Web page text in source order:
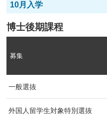
10月入学
博士後期課程
募集
一般選抜
外国人留学生対象特別選抜